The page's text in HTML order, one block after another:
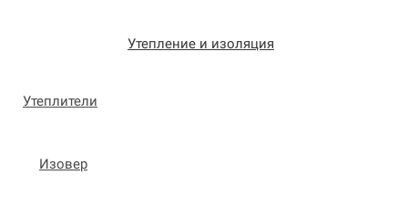
Утепление и изоляция
Утеплители
Изовер